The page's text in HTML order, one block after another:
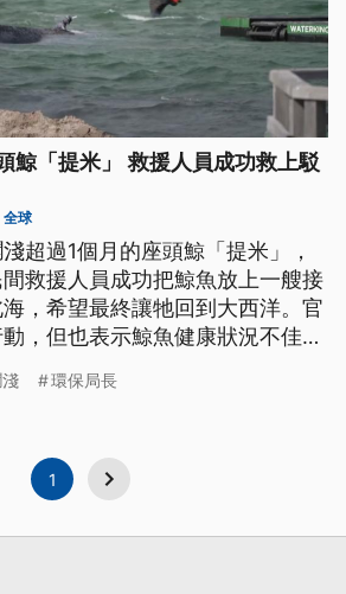
鯨「提米」 救援人員成功救上駁
全球
超過1個月的座頭鯨「提米」，
救援人員成功把鯨魚放上一艘接
，希望最終讓牠回到大西洋。官
，但也表示鯨魚健康狀況不佳，
環保局長
1